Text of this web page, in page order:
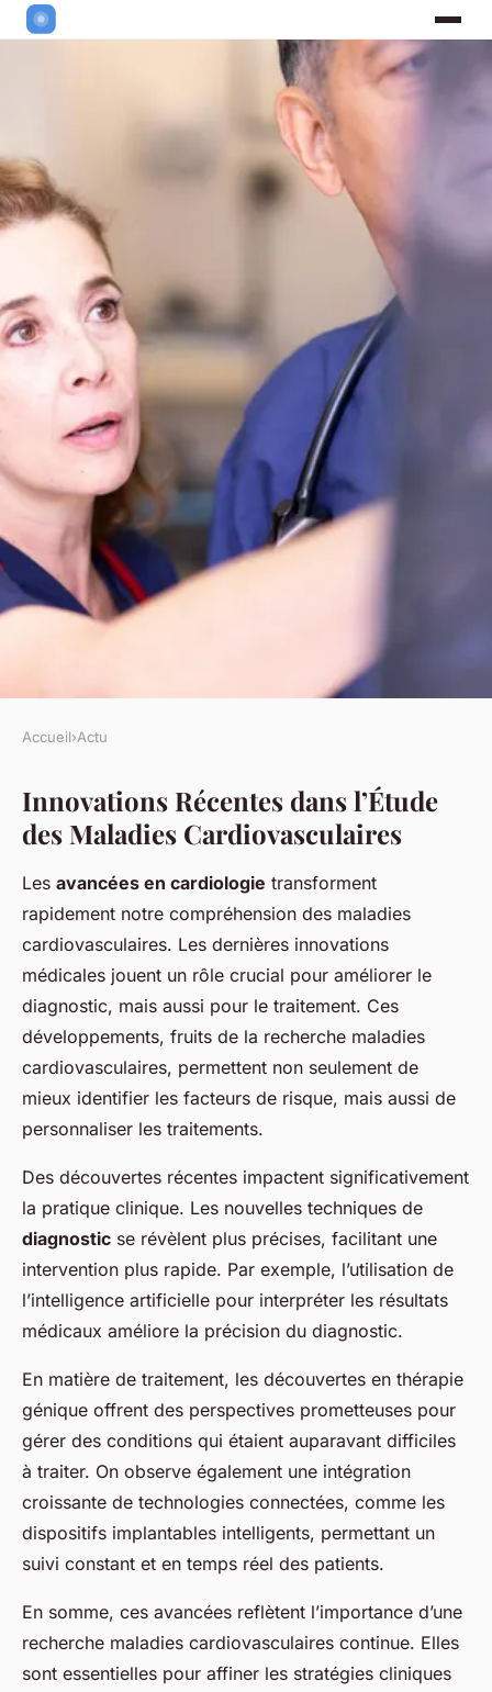
Explorez les Dernières
Innovations dans l'Étude des
Maladies Cardiovasculaires
Lilou • 27 mars 2025 • 4 min de lecture
Accueil›Actu
Innovations Récentes dans l’Étude
des Maladies Cardiovasculaires
Les avancées en cardiologie transforment
rapidement notre compréhension des maladies
cardiovasculaires. Les dernières innovations
médicales jouent un rôle crucial pour améliorer le
diagnostic, mais aussi pour le traitement. Ces
développements, fruits de la recherche maladies
cardiovasculaires, permettent non seulement de
mieux identifier les facteurs de risque, mais aussi de
personnaliser les traitements.
Des découvertes récentes impactent significativement
la pratique clinique. Les nouvelles techniques de
diagnostic se révèlent plus précises, facilitant une
intervention plus rapide. Par exemple, l’utilisation de
l’intelligence artificielle pour interpréter les résultats
médicaux améliore la précision du diagnostic.
En matière de traitement, les découvertes en thérapie
génique offrent des perspectives prometteuses pour
gérer des conditions qui étaient auparavant difficiles
à traiter. On observe également une intégration
croissante de technologies connectées, comme les
dispositifs implantables intelligents, permettant un
suivi constant et en temps réel des patients.
En somme, ces avancées reflètent l’importance d’une
recherche maladies cardiovasculaires continue. Elles
sont essentielles pour affiner les stratégies cliniques